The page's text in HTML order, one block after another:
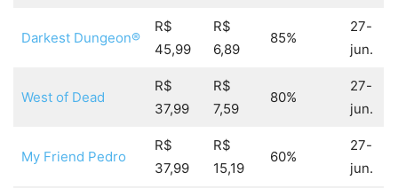
Darkest Dungeon®
R$
45,99
R$
6,89
85%
27-
jun.
West of Dead
R$
37,99
R$
7,59
80%
27-
jun.
My Friend Pedro
R$
37,99
R$
15,19
60%
27-
jun.